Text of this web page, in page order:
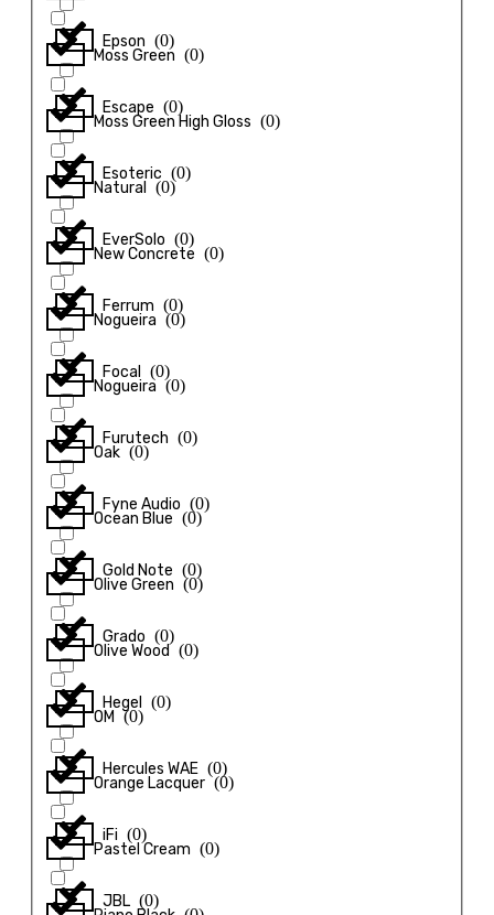
Epson (0)
Escape (0)
Esoteric (0)
EverSolo (0)
Ferrum (0)
Focal (0)
Furutech (0)
Fyne Audio (0)
Gold Note (0)
Grado (0)
Hegel (0)
Hercules WAE (0)
iFi (0)
JBL (0)
Moss Green (0)
Moss Green High Gloss (0)
Natural (0)
New Concrete (0)
Nogueira (0)
Nogueira (0)
Oak (0)
Ocean Blue (0)
Olive Green (0)
Olive Wood (0)
OM (0)
Orange Lacquer (0)
Pastel Cream (0)